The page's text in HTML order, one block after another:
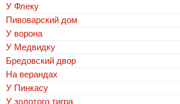
У Флеку
Пивоварский дом
У ворона
У Медвидку
Бредовский двор
На верандах
У Пинкасу
У золотого тигра